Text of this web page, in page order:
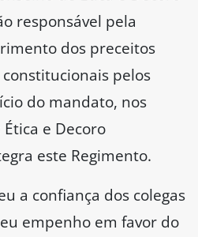
responsável pela
dos preceitos
pelos
do mandato, nos
e Decoro
este Regimento.
a confiança dos colegas
empenho em favor do